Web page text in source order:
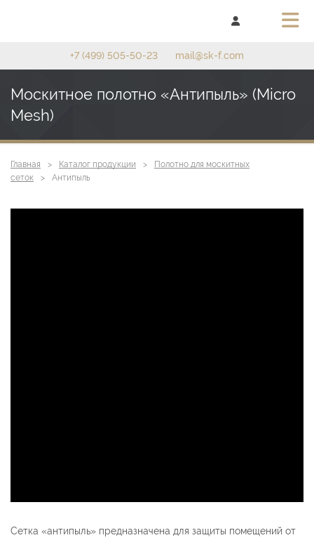
+7 (499) 505-50-23 mail@sk-f.com
Москитное полотно «Антипыль» (Micro
Mesh)
Главная Каталог продукции
Полотно для москитных
сеток
Антипыль
Сетка «антипыль» предназначена для защиты помещений от